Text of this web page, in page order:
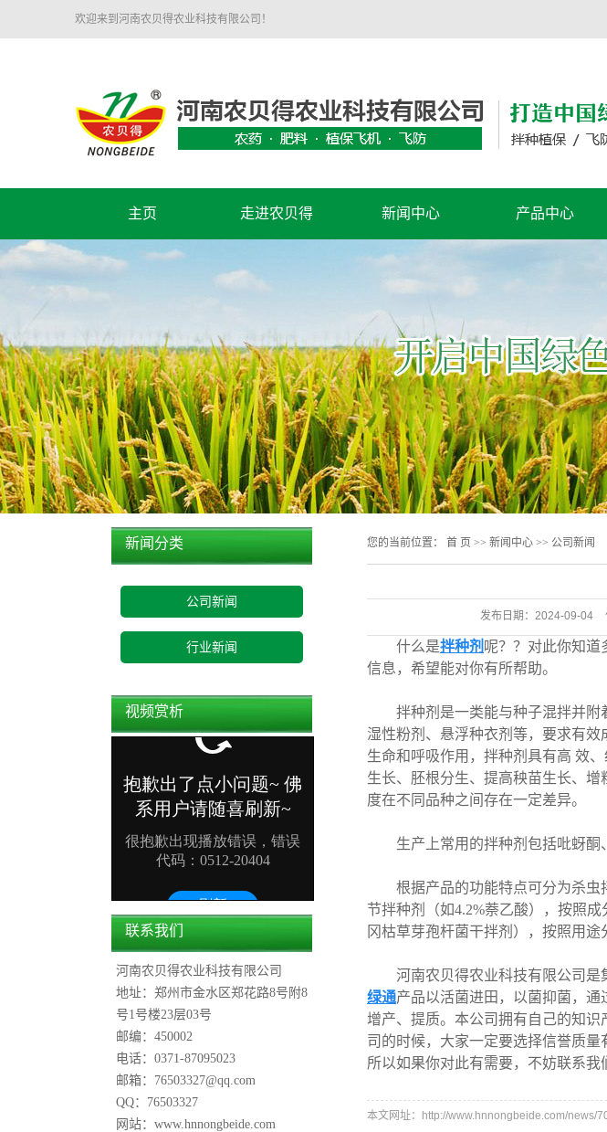
欢迎来到河南农贝得农业科技有限公司！
主页 走进农贝得
资质荣誉
新闻中心
公司新闻
行业新闻
产品中心
新闻分类
公司新闻
行业新闻
视频赏析
联系我们
河南农贝得农业科技有限公司
地址：郑州市金水区郑花路8号附8
号1号楼23层03号
邮编：450002
电话：0371-87095023
邮箱：76503327@qq.com
QQ：76503327
网站：www.hnnongbeide.com
您的当前位置： 首 页 >> 新闻中心 >> 公司新闻
发布日期： 2024-09-04
什么是拌种剂 呢？？对此你知道
信息，希望能对你有所帮助。
拌种剂是一类能与种子混拌并附
湿性粉剂、悬浮种衣剂等，要求有
生命和呼吸作用，拌种剂具有高 效
生长、胚根分生、提高秧苗生长、
度在不同品种之间存在一定差异。
生产上常用的拌种剂包括吡蚜酮
根据产品的功能特点可分为杀虫拌
节拌种剂（如4.2%萘乙酸），按照
冈枯草芽孢杆菌干拌剂），按照用途
河南农贝得农业科技有限公司是
绿通产品以活菌进田，以菌抑菌，通
增产、提质。本公司拥有自己的知
司的时候，大家一定要选择信誉质
所以如果你对此有需要，不妨联系我
本文网址：http://www.hnnongbeide.com/news/